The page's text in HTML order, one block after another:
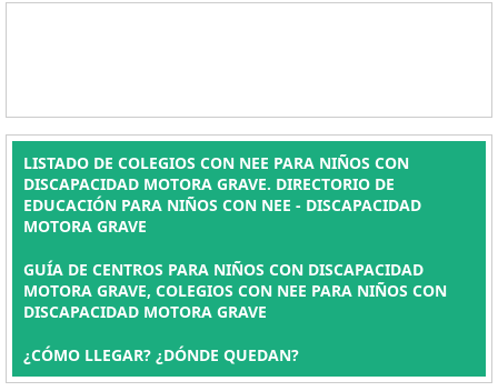
LISTADO DE COLEGIOS CON NEE PARA NIÑOS CON
DISCAPACIDAD MOTORA GRAVE. DIRECTORIO DE
EDUCACIÓN PARA NIÑOS CON NEE - DISCAPACIDAD
MOTORA GRAVE
GUÍA DE CENTROS PARA NIÑOS CON DISCAPACIDAD
MOTORA GRAVE, COLEGIOS CON NEE PARA NIÑOS CON
DISCAPACIDAD MOTORA GRAVE
¿CÓMO LLEGAR? ¿DÓNDE QUEDAN?